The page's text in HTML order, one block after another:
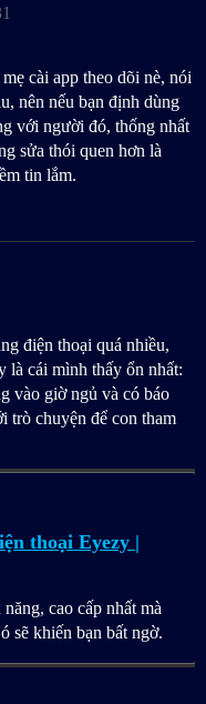
cài app theo dõi nè, nói
nên nếu bạn định dùng
với người đó, thống nhất
sửa thói quen hơn là
tin lắm.
điện thoại quá nhiều,
là cái mình thấy ổn nhất:
vào giờ ngủ và có báo
trò chuyện để con tham
thoại Eyezy |
cao cấp nhất mà
sẽ khiến bạn bất ngờ.